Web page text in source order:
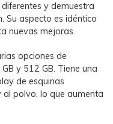
y demuestra
Su aspecto es idéntico
nuevas mejoras.
opciones de
y 512 GB. Tiene una
de esquinas
al polvo, lo que aumenta